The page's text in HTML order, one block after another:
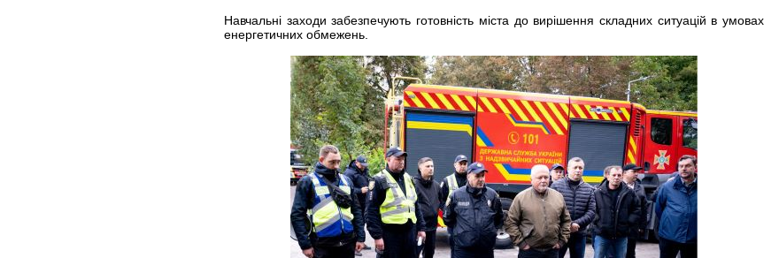
Навчальні заходи забезпечують готовність міста до вирішення складних ситуацій в умовах
енергетичних обмежень.